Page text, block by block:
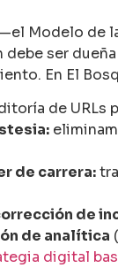
Modelo de
ser
En El
de URLs
de carrera:
de
de analítica
digital